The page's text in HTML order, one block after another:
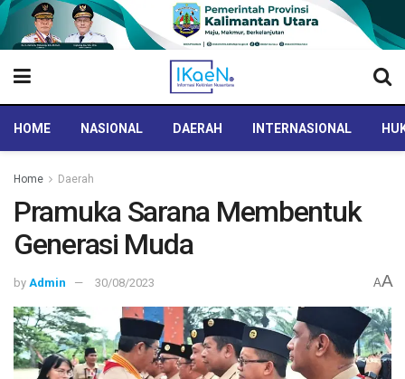
HOME NASIONAL DAERAH INTERNASIONAL
Home Daerah
Pramuka Sarana Membentuk
Generasi Muda
by Admin 30/08/2023 AA